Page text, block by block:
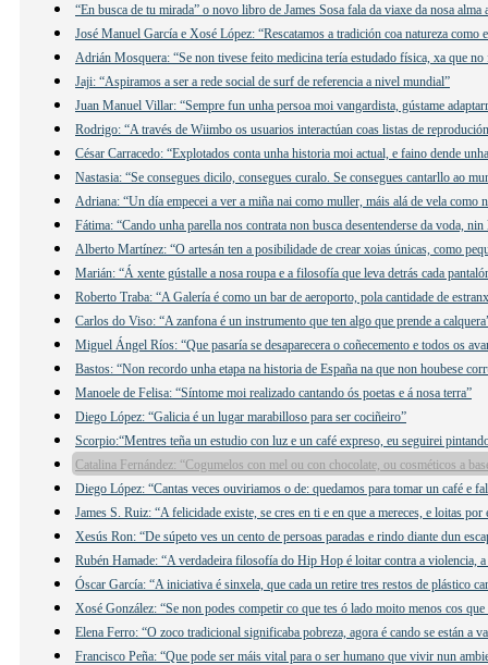
“En busca de tu mirada” o novo libro de James Sosa fala da viaxe da nosa alma
José Manuel García e Xosé López: “Rescatamos a tradición coa natureza como
Adrián Mosquera: “Se non tivese feito medicina tería estudado física, xa que
Jaji: “Aspiramos a ser a rede social de surf de referencia a nivel mundial”
Juan Manuel Villar: “Sempre fun unha persoa moi vangardista, gústame
Rodrigo: “A través de Wiimbo os usuarios interactúan coas listas de
César Carracedo: “Explotados conta unha historia moi actual, e faino dende
Nastasia: “Se consegues dicilo, consegues curalo. Se consegues cantarllo ao
Adriana: “Un día empecei a ver a miña nai como muller, máis alá de vela como
Fátima: “Cando unha parella nos contrata non busca desentenderse da voda,
Alberto Martínez: “O artesán ten a posibilidade de crear xoias únicas, como
Marián: “Á xente gústalle a nosa roupa e a filosofía que leva detrás cada
Roberto Traba: “A Galería é como un bar de aeroporto, pola cantidade de
Carlos do Viso: “A zanfona é un instrumento que ten algo que prende a
Miguel Ángel Ríos: “Que pasaría se desaparecera o coñecemento e todos os
Bastos: “Non recordo unha etapa na historia de España na que non houbese
Manoele de Felisa: “Síntome moi realizado cantando ós poetas e á nosa terra”
Diego López: “Galicia é un lugar marabilloso para ser cociñeiro”
Scorpio:“Mentres teña un estudio con luz e un café expreso, eu seguirei
Catalina Fernández: “Cogumelos con mel ou con chocolate, ou cosméticos a
Diego López: “Cantas veces ouviriamos o de: quedamos para tomar un café e
James S. Ruiz: “A felicidade existe, se cres en ti e en que a mereces, e loitas por
Xesús Ron: “De súpeto ves un cento de persoas paradas e rindo diante dun
Rubén Hamade: “A verdadeira filosofía do Hip Hop é loitar contra a violencia,
Óscar García: “A iniciativa é sinxela, que cada un retire tres restos de plástico
Xosé González: “Se non podes competir co que tes ó lado moito menos cos que
Elena Ferro: “O zoco tradicional significaba pobreza, agora é cando se están a
Francisco Peña: “Que pode ser máis vital para o ser humano que vivir nun